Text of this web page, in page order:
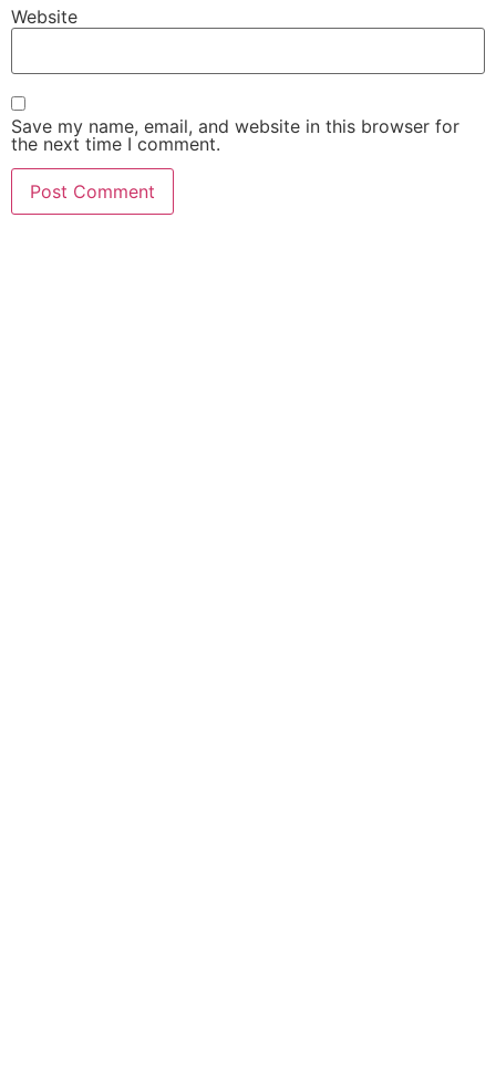
Website
Save my name, email, and website in this browser for
the next time I comment.